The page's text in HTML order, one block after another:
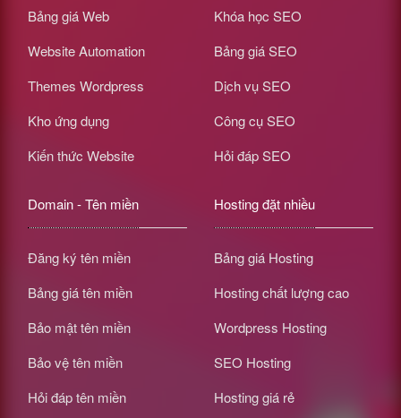
Bảng giá Web
Website Automation
Themes Wordpress
Kho ứng dụng
Kiến thức Website
Khóa học SEO
Bảng giá SEO
Dịch vụ SEO
Công cụ SEO
Hỏi đáp SEO
Domain - Tên miền
Đăng ký tên miền
Bảng giá tên miền
Bảo mật tên miền
Bảo vệ tên miền
Hỏi đáp tên miền
Hosting đặt nhiều
Bảng giá Hosting
Hosting chất lượng cao
Wordpress Hosting
SEO Hosting
Hosting giá rẻ